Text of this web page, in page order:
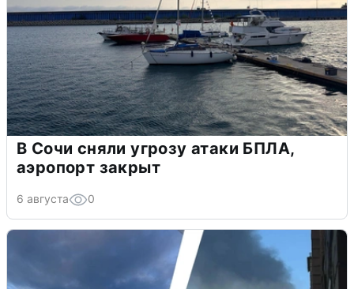
В Сочи сняли угрозу атаки БПЛА,
аэропорт закрыт
6 августа 0